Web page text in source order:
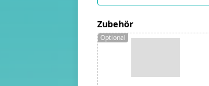
Zubehör
Optional